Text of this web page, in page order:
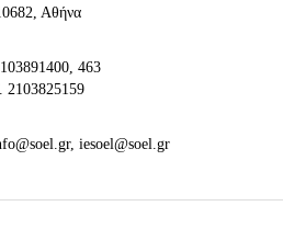
Αθήνα
463
2103825159
iesoel@soel.gr